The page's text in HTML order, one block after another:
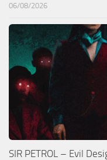
06/08/2026
SIR PETROL – Evil